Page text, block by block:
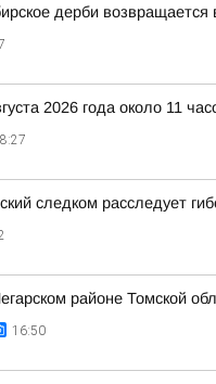
дерби возвращается
2026 года около 11
следком расследует
районе Томской
16:50